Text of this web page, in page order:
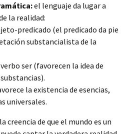
el lenguaje da lugar a
la realidad:
predicado (el predicado da pie
substancialista de la
ser (favorecen la idea de
la existencia de esencias,
universales.
creencia de que el mundo es un